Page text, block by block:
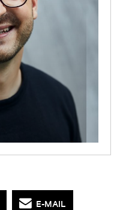
E-MAIL